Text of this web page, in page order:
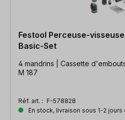
Festool Perceuse-
Basic-Set
4 mandrins | Cassette
M 187
Réf. art. : F-578828
En stock, livraison sous 1-2 jours